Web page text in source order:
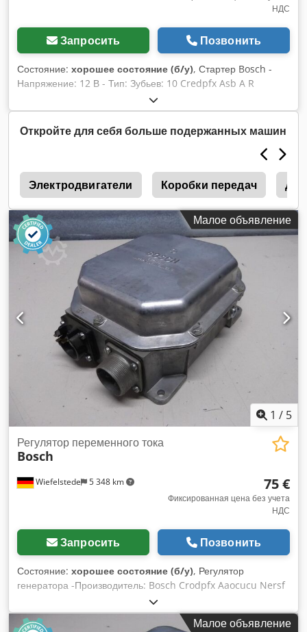
НДС
Запросить Позвонить
Состояние: хорошее состояние (б/у), Стартер Bosch -
Напряжение: 12 В - Тип: Зубьев: 10 Credpfx Asb A R
Откройте для себя больше подержанных машин
Электродвигатели Коробки передач
Малое объявление
1 / 5
Wiefelstede 5 348 km
Регулятор переменного тока
Bosch
75 €
Фиксированная цена без учета
НДС
Запросить Позвонить
Состояние: хорошее состояние (б/у), Регулятор
генератора -Производитель: Bosch Crodpfx Aaocucu Nersf
-Тип: Количество: 5 регуляторов в наличии -Цена: за штуку
-Вес: 2,4 кг
Малое объявление